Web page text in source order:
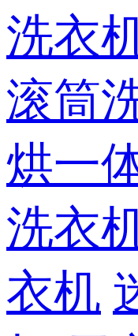
洗衣
滚筒
烘一
洗衣
衣机